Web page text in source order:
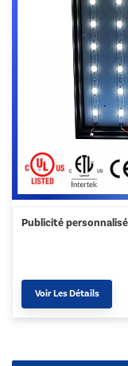
Publicité
Voir Les Détails